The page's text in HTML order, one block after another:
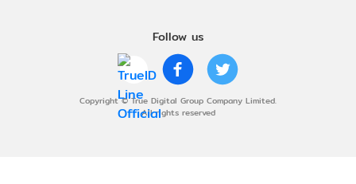
Follow us
Copyright © True Digital Group Company Limited.
All rights reserved